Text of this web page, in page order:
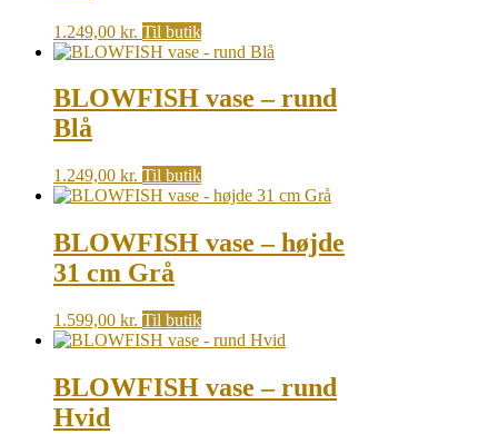
1.249,00 kr. Til butik
BLOWFISH vase – rund
Blå
1.249,00 kr. Til butik
BLOWFISH vase – højde
31 cm Grå
1.599,00 kr. Til butik
BLOWFISH vase – rund
Hvid